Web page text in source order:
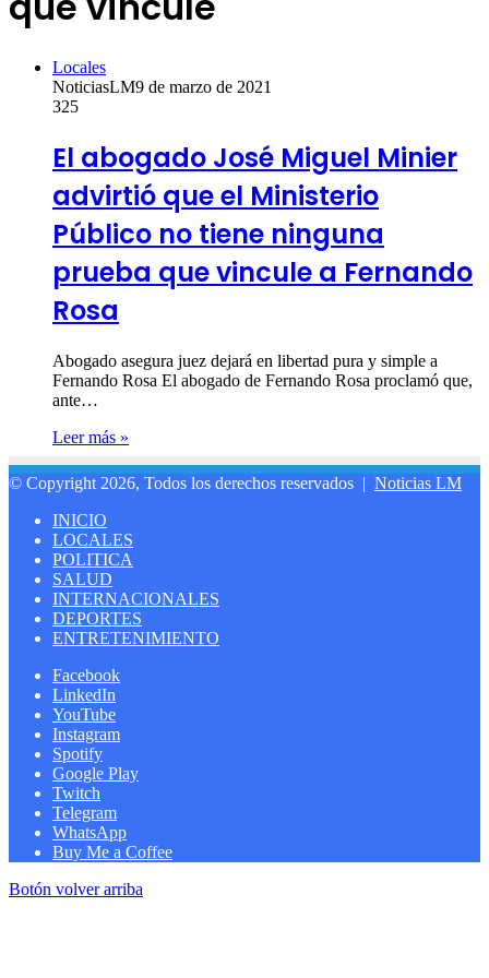
Locales
NoticiasLM9 de marzo de 2021
325
El abogado José Miguel Minier
advirtió que el Ministerio
Público no tiene ninguna
prueba que vincule a Fernando
Rosa
Abogado asegura juez dejará en libertad pura y simple a
Fernando Rosa El abogado de Fernando Rosa proclamó que,
ante…
Leer más »
© Copyright 2026, Todos los derechos reservados | Noticias LM
INICIO
LOCALES
POLITICA
SALUD
INTERNACIONALES
DEPORTES
ENTRETENIMIENTO
Facebook
LinkedIn
YouTube
Instagram
Spotify
Google Play
Twitch
Telegram
WhatsApp
Buy Me a Coffee
Botón volver arriba